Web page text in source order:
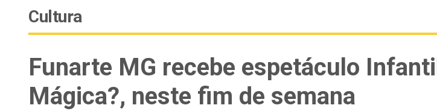
Cultura
Funarte MG recebe espetáculo
Mágica?, neste fim de semana